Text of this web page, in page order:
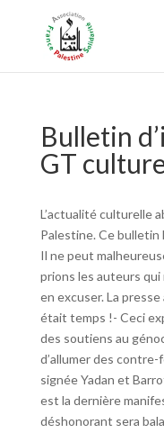
Bulletin
GT
L’actualité culturelle
Palestine. Ce bulletin
Il ne peut
prions les auteurs
en excuser. La
était temps !- Ceci
des soutiens au
d’allumer des
signée Yadan et
est la dernière
déshonorant sera